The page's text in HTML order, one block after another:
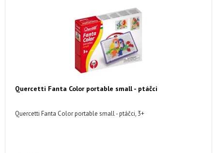
Quercetti Fanta Color portable small - ptáčci
Quercetti Fanta Color portable small - ptáčci, 3+